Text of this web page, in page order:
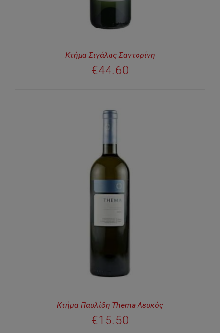
Κτήμα Σιγάλας Σαντορίνη
€44.60
Κτήμα Παυλίδη Thema Λευκός
€15.50